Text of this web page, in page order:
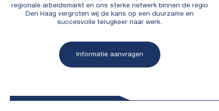
regionale arbeidsmarkt en ons sterke netwerk binnen de regio
Den Haag vergroten wij de kans op een duurzame en
succesvolle terugkeer naar werk.
Informatie aanvragen